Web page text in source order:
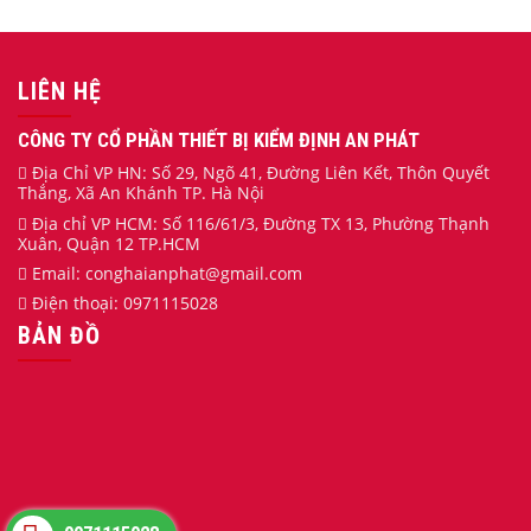
LIÊN HỆ
CÔNG TY CỔ PHẦN THIẾT BỊ KIỂM ĐỊNH AN PHÁT
Địa Chỉ VP HN: Số 29, Ngõ 41, Đường Liên Kết, Thôn Quyết
Thắng, Xã An Khánh TP. Hà Nội
Địa chỉ VP HCM: Số 116/61/3, Đường TX 13, Phường Thạnh
Xuân, Quận 12 TP.HCM
Email: conghaianphat@gmail.com
Điện thoại: 0971115028
BẢN ĐỒ